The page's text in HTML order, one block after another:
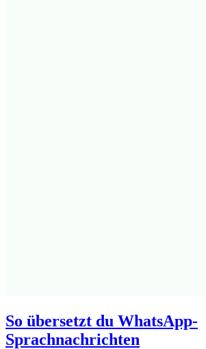
So übersetzt du WhatsApp-
Sprachnachrichten